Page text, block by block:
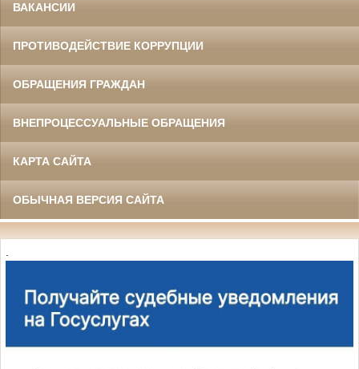
ВАКАНСИИ
ПРОТИВОДЕЙСТВИЕ КОРРУПЦИИ
ОБРАЩЕНИЯ ГРАЖДАН
ВНЕПРОЦЕССУАЛЬНЫЕ ОБРАЩЕНИЯ
КАРТА САЙТА
ОБЫЧНАЯ ВЕРСИЯ САЙТА